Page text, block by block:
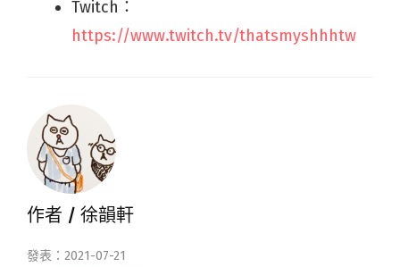
Twitch：
https://www.twitch.tv/thatsmyshhhtw
作者 / 徐韻軒
發表：2021-07-21